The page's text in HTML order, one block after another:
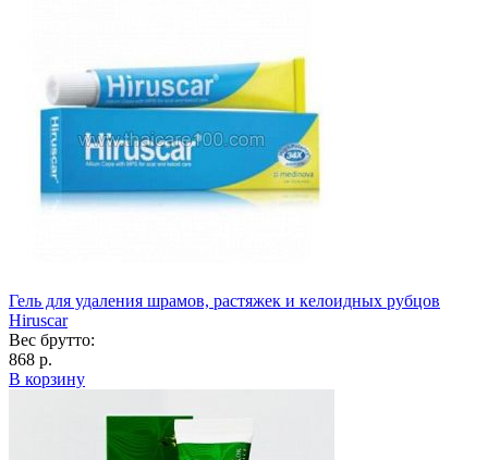
Гель для удаления шрамов, растяжек и келоидных рубцов
Hiruscar
Вес брутто:
868 р.
В корзину